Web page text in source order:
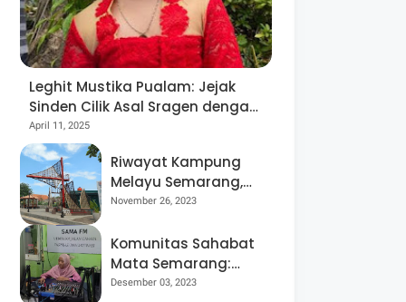
Leghit Mustika Pualam: Jejak
Sinden Cilik Asal Sragen dengan
Segudang Prestasi, Sejak Usia 8
Tahun!
April 11, 2025
Riwayat Kampung
Melayu Semarang,
Kampung
Multikultural
November 26, 2023
Komunitas Sahabat
Mata Semarang:
Disabilitas Netra
Desember 03, 2023